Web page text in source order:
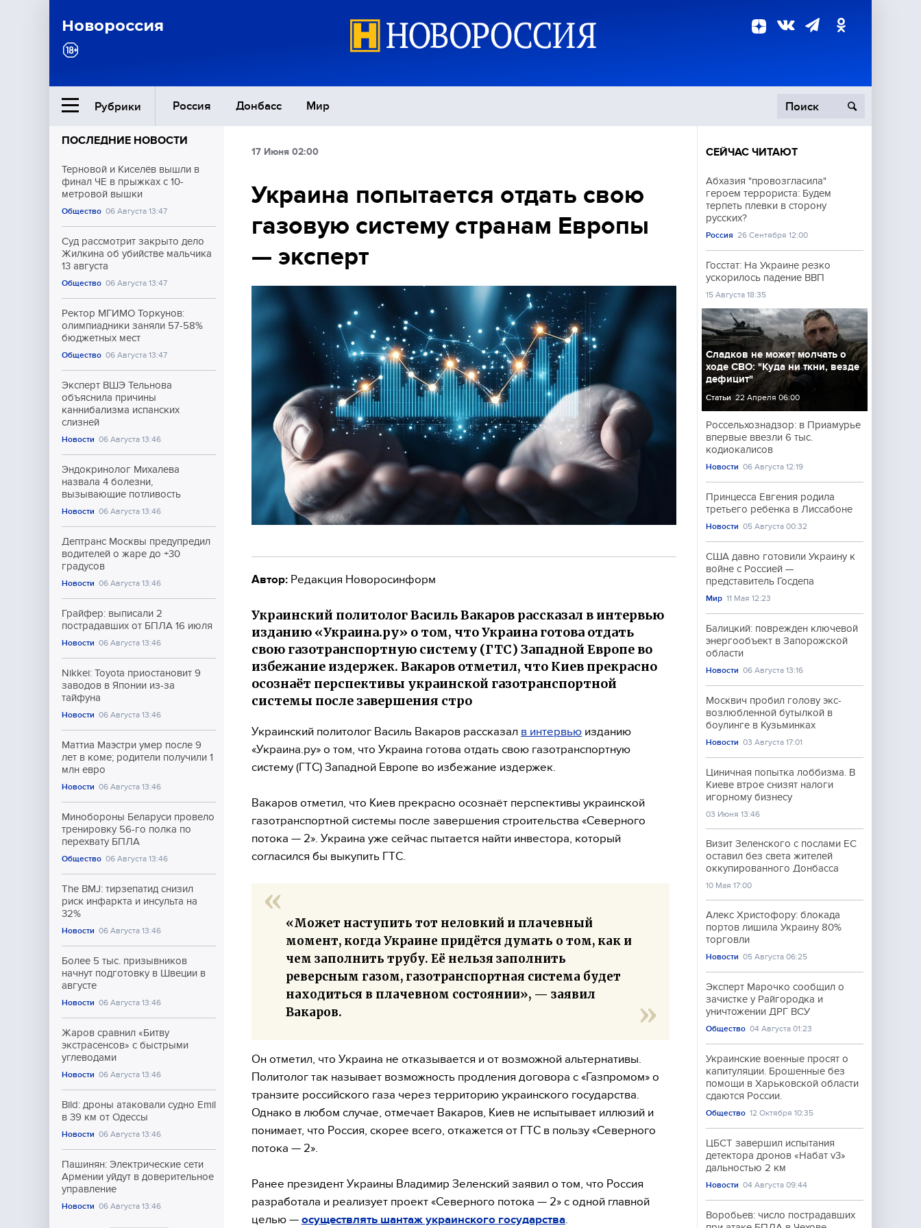
Новороссия
Рубрики Россия Донбасс Мир
Ближний Восток
Общество
Экономика
Происшествия
Культура
ПОСЛЕДНИЕ НОВОСТИ
Терновой и Киселёв вышли в
финал ЧЕ в прыжках с 10-
метровой вышки
Общество 06 Августа 13:47
Суд рассмотрит закрыто дело
Жилкина об убийстве мальчика
13 августа
Общество 06 Августа 13:47
Ректор МГИМО Торкунов:
олимпиадники заняли 57-58%
бюджетных мест
Общество 06 Августа 13:47
Эксперт ВШЭ Тельнова
объяснила причины
каннибализма испанских
слизней
Новости 06 Августа 13:46
Эндокринолог Михалева
назвала 4 болезни,
вызывающие потливость
Новости 06 Августа 13:46
Дептранс Москвы предупредил
водителей о жаре до +30
градусов
Новости 06 Августа 13:46
Грайфер: выписали 2
пострадавших от БПЛА 16 июля
Новости 06 Августа 13:46
Nikkei: Toyota приостановит 9
заводов в Японии из-за
тайфуна
Новости 06 Августа 13:46
Маттиа Маэстри умер после 9
лет в коме; родители получили 1
млн евро
Новости 06 Августа 13:46
Минобороны Беларуси провело
тренировку 56-го полка по
перехвату БПЛА
Общество 06 Августа 13:46
The BMJ: тирзепатид снизил
риск инфаркта и инсульта на
32%
Новости 06 Августа 13:46
Более 5 тыс. призывников
начнут подготовку в Швеции в
августе
Новости 06 Августа 13:46
Жаров сравнил «Битву
экстрасенсов» с быстрыми
углеводами
Новости 06 Августа 13:46
Bild: дроны атаковали судно Emil
в 39 км от Одессы
Новости 06 Августа 13:46
Пашинян: Электрические сети
Армении уйдут в доверительное
управление
Новости 06 Августа 13:46
17 Июня 02:00
Украина попытается отдать свою
газовую систему странам Европы
— эксперт
Автор: Редакция Новоросинформ
Украинский политолог Василь Вакаров рассказал в интервью
изданию «Украина.ру» о том, что Украина готова отдать
свою газотранспортную систему (ГТС) Западной Европе во
избежание издержек. Вакаров отметил, что Киев прекрасно
осознаёт перспективы украинской газотранспортной
системы после завершения стро
Украинский политолог Василь Вакаров рассказал в интервью изданию
«Украина.ру» о том, что Украина готова отдать свою газотранспортную
систему (ГТС) Западной Европе во избежание издержек.
Вакаров отметил, что Киев прекрасно осознаёт перспективы украинской
газотранспортной системы после завершения строительства «Северного
потока — 2». Украина уже сейчас пытается найти инвестора, который
согласился бы выкупить ГТС.
«Может наступить тот неловкий и плачевный
момент, когда Украине придётся думать о том, как и
чем заполнить трубу. Её нельзя заполнить
реверсным газом, газотранспортная система будет
находиться в плачевном состоянии», — заявил
Вакаров.
Он отметил, что Украина не отказывается и от возможной альтернативы.
Политолог так называет возможность продления договора с «Газпромом» о
транзите российского газа через территорию украинского государства.
Однако в любом случае, отмечает Вакаров, Киев не испытывает иллюзий и
понимает, что Россия, скорее всего, откажется от ГТС в пользу «Северного
потока — 2».
Ранее президент Украины Владимир Зеленский заявил о том, что Россия
разработала и реализует проект «Северного потока — 2» с одной главной
целью — осуществлять шантаж украинского государства
СЕЙЧАС ЧИТАЮТ
Абхазия "провозгласила"
героем террориста: Будем
терпеть плевки в сторону
русских?
Россия 26 Сентября 12:00
Госстат: На Украине резко
ускорилось падение ВВП
15 Августа 18:35
Сладков не может молчать о
ходе СВО: "Куда ни ткни, везде
дефицит"
Статьи 22 Апреля 06:00
Россельхознадзор: в Приамурье
впервые ввезли 6 тыс.
кодиокалисов
Новости 06 Августа 12:19
Принцесса Евгения родила
третьего ребенка в Лиссабоне
Новости 05 Августа 00:32
США давно готовили Украину к
войне с Россией —
представитель Госдепа
Мир 11 Мая 12:23
Балицкий: поврежден ключевой
энергообъект в Запорожской
области
Новости 06 Августа 13:16
Москвич пробил голову экс-
возлюбленной бутылкой в
боулинге в Кузьминках
Новости 03 Августа 17:01
Циничная попытка лоббизма. В
Киеве втрое снизят налоги
игорному бизнесу
03 Июня 13:46
Визит Зеленского с послами ЕС
оставил без света жителей
оккупированного Донбасса
10 Мая 17:00
Алекс Христофору: блокада
портов лишила Украину 80%
торговли
Новости 05 Августа 06:25
Эксперт Марочко сообщил о
зачистке у Райгородка и
уничтожении ДРГ ВСУ
Общество 04 Августа 01:23
Украинские военные просят о
капитуляции. Брошенные без
помощи в Харьковской области
сдаются России.
Общество 12 Октября 10:35
ЦБСТ завершил испытания
детектора дронов «Набат v3»
дальностью 2 км
Новости 04 Августа 09:44
Воробьев: число пострадавших